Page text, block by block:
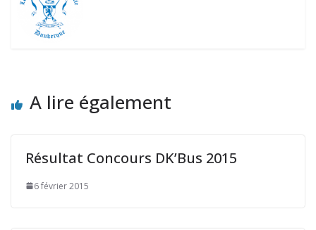
A lire également
Résultat Concours DK’Bus 2015
6 février 2015